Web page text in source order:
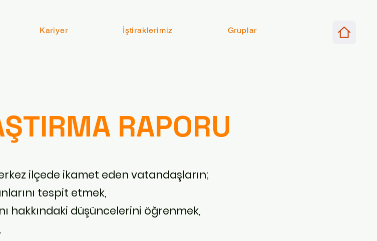
Kariyer İştiraklerimiz Gruplar
RAPORU
ilçede ikamet eden vatandaşların;
tespit etmek,
hakkındaki düşüncelerini öğrenmek,